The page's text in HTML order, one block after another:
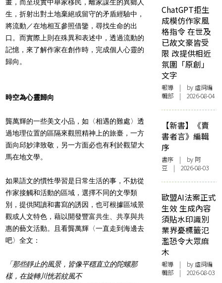
畫，而至現實中舉家移民，離家謀生的異鄉人
生，折射出對土地棄絕或留守的矛盾經驗中，
將流動／在地相互參照借鑒，尋找生命的出
口。而實際上則在殊異和表述中，透過流動的
記憶，來了解作家在創作時，完成個人心靈的
歸向。
時空為心靈歸向
龔萬輝的一些美文小品，如〈相遇的難處〉透
過地理位置的區隔來觀照精神上的旅臺，一方
面向邱妙津致敬，另一方面必也有利於觀望大
馬在地文學。
如果語文的慣性學習是日常生活的事，不妨從
作家接觸和活動的區域，選擇不同的文學類
別，提供閱讀和書寫的誘因，也可根據區域景
觀或人文特色，藉以開發豐富共生、共享與共
惠的藝文活動。
且看龔萬輝〈一直走到海邊去
吧〉全文：
「那些靜止的風景，皆像平穩直立的陀螺那
樣，在旋轉川恍若紋風不
ChatGPT拒生
成模仿作家風
格指令 在世及
已故文豪皆受
限 改提供相近
氛圍「原創」
文字
報導 | by 虛詞編
輯部 | 2026-08-04
【新書】《賣
書者言》編輯
序
書序 | by 阿
豆 | 2026-08-03
歐盟AI法案正式
生效 生成內容
須貼水印識別
業界憂標籤氾
濫恐令大眾麻
木
報導 | by 虛詞編
輯部 | 2026-08-03